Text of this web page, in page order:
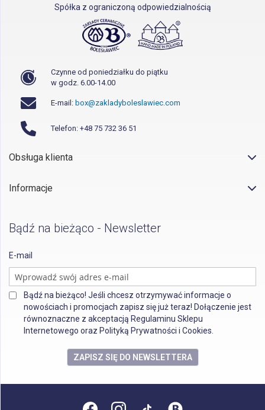
Spółka z ograniczoną odpowiedzialnością
Czynne od poniedziałku do piątku
w godz. 6.00-14.00
E-mail: box@zakladyboleslawiec.com
Telefon: +48 75 732 36 51
Obsługa klienta
Informacje
Bądź na bieżąco - Newsletter
E-mail
Bądź na bieżąco! Jeśli chcesz otrzymywać informacje o
nowościach i promocjach zapisz się już teraz! Dołączenie jest
równoznaczne z akceptacją Regulaminu Sklepu
Internetowego oraz Polityką Prywatności i Cookies.
ZAPISZ SIĘ DO NEWSLETTERA